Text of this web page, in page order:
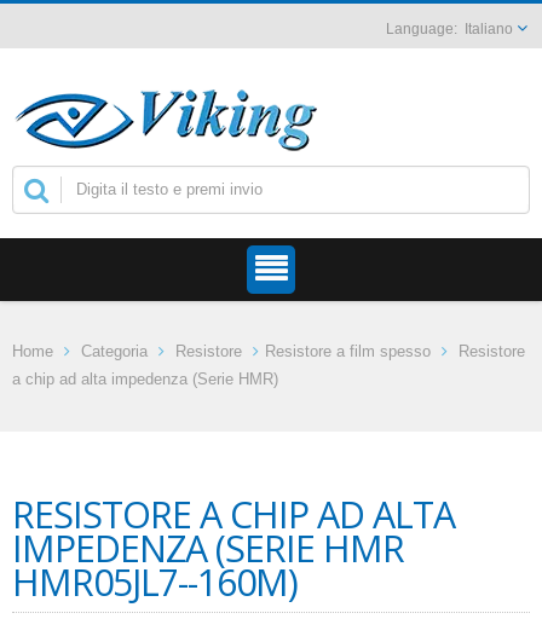
Italiano
Home Categoria Resistore Resistore a film spesso
Resistore
a chip ad alta impedenza (Serie HMR)
RESISTORE A CHIP AD ALTA
IMPEDENZA (SERIE HMR
HMR05JL7--160M)